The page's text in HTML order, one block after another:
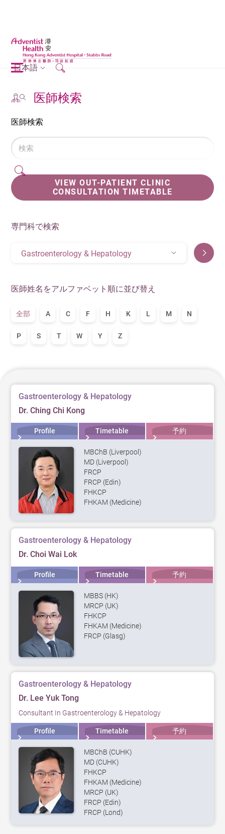
日本語
医師検索
医師検索
VIEW OUT-PATIENT CLINIC
CONSULTATION TIMETABLE
専門科で検索
Gastroenterology & Hepatology
医師姓名をアルファベット順に並び替え
全部 A C F H K L M N
P S T W Y Z
Gastroenterology & Hepatology
Dr. Ching Chi Kong
Profile Timetable 予約
MBChB (Liverpool)
MD (Liverpool)
FRCP
FRCP (Edin)
FHKCP
FHKAM (Medicine)
Gastroenterology & Hepatology
Dr. Choi Wai Lok
Profile Timetable 予約
MBBS (HK)
MRCP (UK)
FHKCP
FHKAM (Medicine)
FRCP (Glasg)
Gastroenterology & Hepatology
Dr. Lee Yuk Tong
Consultant In Gastroenterology & Hepatology
Profile Timetable 予約
MBChB (CUHK)
MD (CUHK)
FHKCP
FHKAM (Medicine)
MRCP (UK)
FRCP (Edin)
FRCP (Lond)